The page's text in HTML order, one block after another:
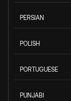
PERSIAN
POLISH
PORTUGUESE
PUNJABI